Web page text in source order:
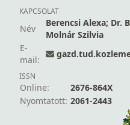
KAPCSOLAT
Név
Berencsi Alexa; Dr.
Molnár Szilvia
E-
mail:
ISSN
Online:
2676-864X
Nyomtatott: 2061-2443